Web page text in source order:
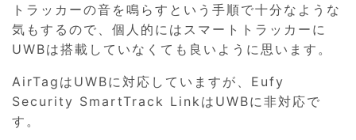
トラッカーの音を鳴らすという手順で十分なような
気もするので、個人的にはスマートトラッカーに
UWBは搭載していなくても良いように思います。
AirTagはUWBに対応していますが、Eufy
Security SmartTrack LinkはUWBに非対応で
す。